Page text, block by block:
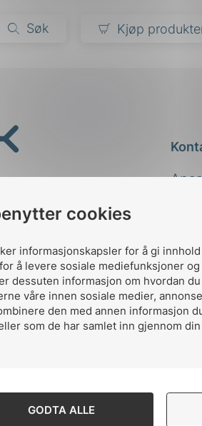
cookies
informasjonskapsler for å gi
å levere sosiale mediefunksjoner
dessuten informasjon om hvordan
våre innen sosiale medier,
den med annen informasjon
som de har samlet inn gjennom
GODTA ALLE
Søk Kjøp